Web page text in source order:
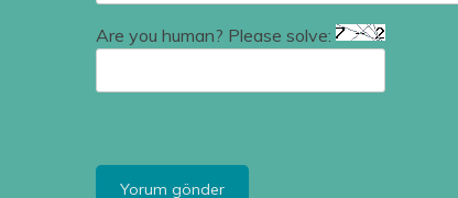
Are you human? Please solve: